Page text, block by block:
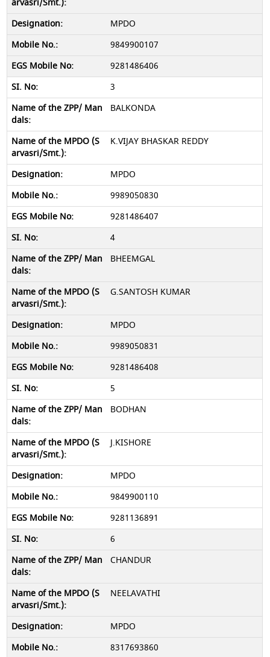
MPDO
9849900107
9281486406
3
BALKONDA
K.VIJAY BHASKAR REDDY
MPDO
9989050830
9281486407
4
BHEEMGAL
G.SANTOSH KUMAR
MPDO
9989050831
9281486408
5
BODHAN
J.KISHORE
MPDO
9849900110
9281136891
6
CHANDUR
NEELAVATHI
MPDO
8317693860